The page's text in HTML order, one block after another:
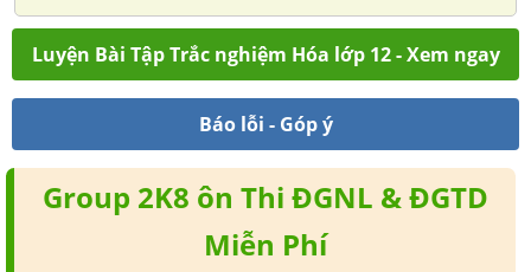
Luyện Bài Tập Trắc nghiệm Hóa lớp 12 - Xem ngay
Báo lỗi - Góp ý
Group 2K8 ôn Thi ĐGNL & ĐGTD
Miễn Phí